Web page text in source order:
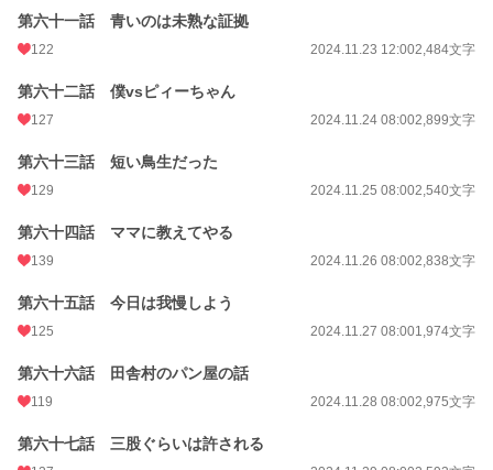
第六十一話 青いのは未熟な証拠
122 2024.11.23 12:002,484文字
第六十二話 僕vsピィーちゃん
127 2024.11.24 08:002,899文字
第六十三話 短い鳥生だった
129 2024.11.25 08:002,540文字
第六十四話 ママに教えてやる
139 2024.11.26 08:002,838文字
第六十五話 今日は我慢しよう
125 2024.11.27 08:001,974文字
第六十六話 田舎村のパン屋の話
119 2024.11.28 08:002,975文字
第六十七話 三股ぐらいは許される